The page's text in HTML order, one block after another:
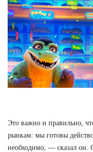
Это важно и правильно,
рынкам: мы готовы
необходимо, — сказал он.